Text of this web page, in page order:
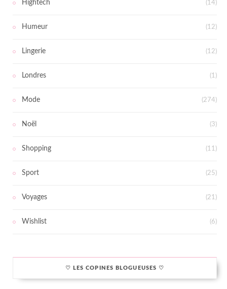
Hightech (14)
Humeur (12)
Lingerie (12)
Londres (1)
Mode (274)
Noël (3)
Shopping (11)
Sport (25)
Voyages (21)
Wishlist (6)
♡ LES COPINES BLOGUEUSES ♡